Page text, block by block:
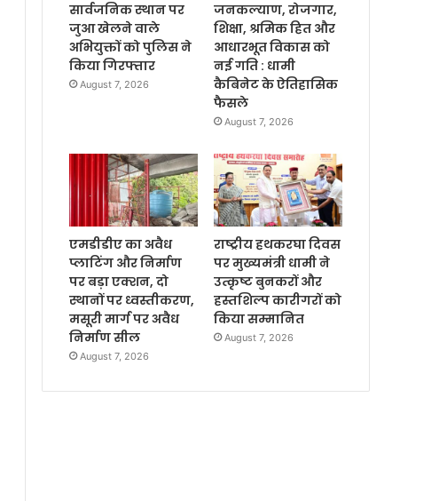
सार्वजनिक स्थान पर
जुआ खेलने वाले
अभियुक्तों को पुलिस ने
किया गिरफ्तार
August 7, 2026
जनकल्याण, रोजगार,
शिक्षा, श्रमिक हित और
आधारभूत विकास को
नई गति : धामी
कैबिनेट के ऐतिहासिक
फैसले
August 7, 2026
एमडीडीए का अवैध
प्लाटिंग और निर्माण
पर बड़ा एक्शन, दो
स्थानों पर ध्वस्तीकरण,
मसूरी मार्ग पर अवैध
निर्माण सील
August 7, 2026
राष्ट्रीय हथकरघा दिवस
पर मुख्यमंत्री धामी ने
उत्कृष्ट बुनकरों और
हस्तशिल्प कारीगरों को
किया सम्मानित
August 7, 2026